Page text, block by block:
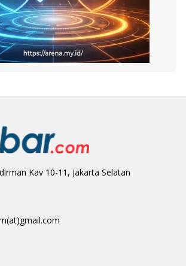
Kav 10-11, Jakarta Selatan